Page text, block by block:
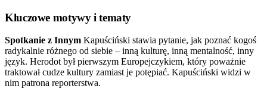
Kluczowe motywy i tematy
Spotkanie z Innym Kapuściński stawia pytanie, jak poznać kogoś
radykalnie różnego od siebie – inną kulturę, inną mentalność, inny
język. Herodot był pierwszym Europejczykiem, który poważnie
traktował cudze kultury zamiast je potępiać. Kapuściński widzi w
nim patrona reporterstwa.